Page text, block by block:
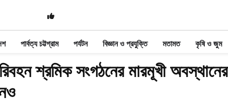
পার্বত্য চট্টগ্রাম পর্যটন বিজ্ঞান ও প্রযুক্তি মতামত কৃষি ও জুম
শ্রমিক সংগঠনের মারমূখী অবস্থানের